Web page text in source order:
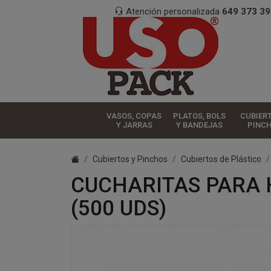
Atención personalizada 649 373
VASOS, COPAS
Y JARRAS
PLATOS, BOLS
Y BANDEJAS
Cubiertos y Pinchos Cubiertos de Plástico
CUCHARITAS PARA
(500 UDS)